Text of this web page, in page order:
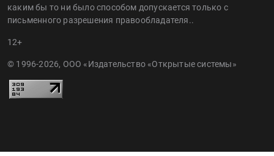
каким бы то ни было способом допускается только с
письменного разрешения правообладателя..
12+
© 1996-2026, ООО «Издательство «Открытые системы»